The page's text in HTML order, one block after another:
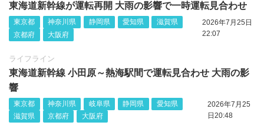
東海道新幹線が運転再開 大雨の影響で一時運転見合わせ
東京都 神奈川県 静岡県 愛知県
滋賀県
京都府
大阪府
2026年7月25日
22:07
ライフライン
東海道新幹線 小田原～熱海駅間で運転見合わせ 大雨の影
響
東京都 神奈川県 岐阜県 静岡県
愛知県
滋賀県
京都府 大阪府
2026年7月25
日20:48